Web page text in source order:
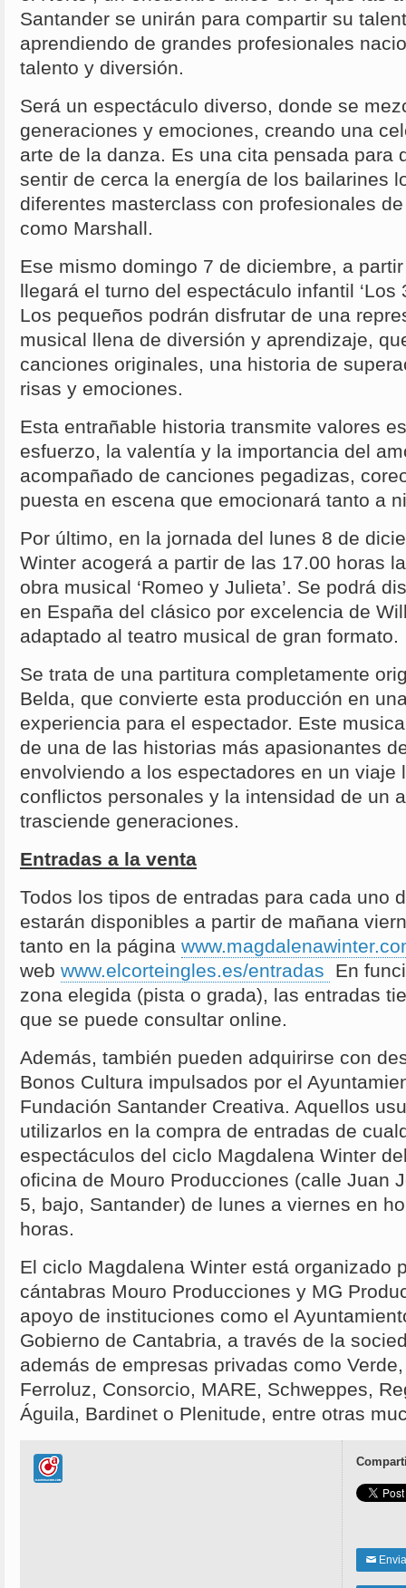
Santander se unirán para compartir su
aprendiendo de grandes profesionales
talento y diversión.
Será un espectáculo diverso, donde se
generaciones y emociones, creando una
arte de la danza. Es una cita pensada para
sentir de cerca la energía de los bailarines
diferentes masterclass con profesionales
como Marshall.
Ese mismo domingo 7 de diciembre, a
llegará el turno del espectáculo infantil ‘Los
Los pequeños podrán disfrutar de una
musical llena de diversión y aprendizaje,
canciones originales, una historia de
risas y emociones.
Esta entrañable historia transmite valores
esfuerzo, la valentía y la importancia del
acompañado de canciones pegadizas,
puesta en escena que emocionará tanto a
Por último, en la jornada del lunes 8 de
Winter acogerá a partir de las 17.00 horas
obra musical ‘Romeo y Julieta’. Se podrá
en España del clásico por excelencia de
adaptado al teatro musical de gran formato.
Se trata de una partitura completamente
Belda, que convierte esta producción en
experiencia para el espectador. Este
de una de las historias más apasionantes
envolviendo a los espectadores en un viaje
conflictos personales y la intensidad de un
trasciende generaciones.
Entradas a la venta
Todos los tipos de entradas para cada uno
estarán disponibles a partir de mañana
tanto en la página
web www.elcorteingles.es/entradas En
zona elegida (pista o grada), las entradas
que se puede consultar online.
Además, también pueden adquirirse con
Bonos Cultura impulsados por el
Fundación Santander Creativa. Aquellos
utilizarlos en la compra de entradas de
espectáculos del ciclo Magdalena Winter
oficina de Mouro Producciones (calle Juan
5, bajo, Santander) de lunes a viernes en
horas.
El ciclo Magdalena Winter está organizado
cántabras Mouro Producciones y MG
apoyo de instituciones como el
Gobierno de Cantabria, a través de la
además de empresas privadas como
Ferroluz, Consorcio, MARE, Schweppes,
Águila, Bardinet o Plenitude, entre otras
✉